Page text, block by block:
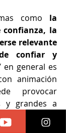
como la
la
relevante
confiar y
en general es
animación
provocar
y grandes a
historia